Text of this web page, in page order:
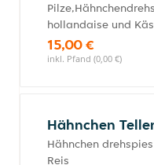
hollandaise und
15,00 €
inkl. Pfand (0,00 €)
Hähnchen
Hähnchen
Reis